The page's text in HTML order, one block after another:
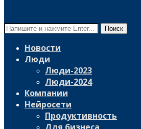
Поиск
Новости
Люди
Люди-2023
Люди-2024
Компании
Нейросети
Продуктивность